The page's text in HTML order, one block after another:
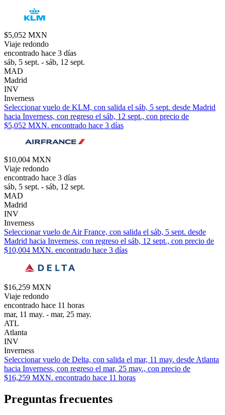
$5,052 MXN
Viaje redondo
encontrado hace 3 días
sáb, 5 sept. - sáb, 12 sept.
MAD
Madrid
INV
Inverness
Seleccionar vuelo de KLM, con salida el sáb, 5 sept. desde Madrid
hacia Inverness, con regreso el sáb, 12 sept., con precio de
$5,052 MXN. encontrado hace 3 días
$10,004 MXN
Viaje redondo
encontrado hace 3 días
sáb, 5 sept. - sáb, 12 sept.
MAD
Madrid
INV
Inverness
Seleccionar vuelo de Air France, con salida el sáb, 5 sept. desde
Madrid hacia Inverness, con regreso el sáb, 12 sept., con precio de
$10,004 MXN. encontrado hace 3 días
$16,259 MXN
Viaje redondo
encontrado hace 11 horas
mar, 11 may. - mar, 25 may.
ATL
Atlanta
INV
Inverness
Seleccionar vuelo de Delta, con salida el mar, 11 may. desde Atlanta
hacia Inverness, con regreso el mar, 25 may., con precio de
$16,259 MXN. encontrado hace 11 horas
Preguntas frecuentes